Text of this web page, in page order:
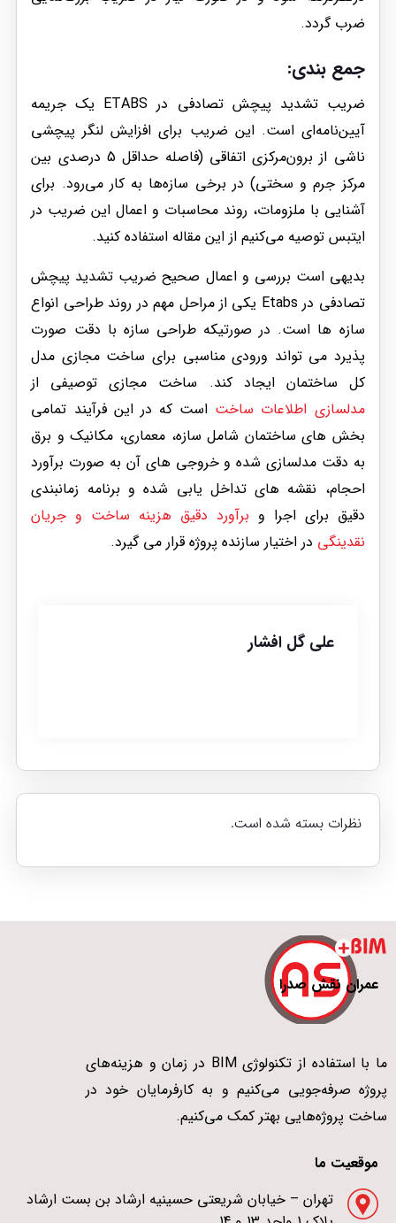
ضرب گردد.
جمع بندی:
ضریب تشدید پیچش تصادفی در ETABS یک جریمه
آیین‌نامه‌ای است. این ضریب برای افزایش لنگر پیچشی
ناشی از برون‌مرکزی اتفاقی (فاصله حداقل 5 درصدی بین
مرکز جرم و سختی) در برخی سازه‌ها به کار می‌رود. برای
آشنایی با ملزومات، روند محاسبات و اعمال این ضریب در
ایتبس توصیه می‌کنیم از این مقاله استفاده کنید.
بدیهی است بررسی و اعمال صحیح ضریب تشدید پیچش
تصادفی در Etabs یکی از مراحل مهم در روند طراحی انواع
سازه ها است. در صورتیکه طراحی سازه با دقت صورت
پذیرد می تواند ورودی مناسبی برای ساخت مجازی مدل
کل ساختمان ایجاد کند. ساخت مجازی توصیفی از
مدلسازی اطلاعات ساخت است که در این فرآیند تمامی
بخش های ساختمان شامل سازه، معماری، مکانیک و برق
به دقت مدلسازی شده و خروجی های آن به صورت برآورد
احجام، نقشه های تداخل یابی شده و برنامه زمانبندی
دقیق برای اجرا و برآورد دقیق هزینه ساخت و جریان
نقدینگی در اختیار سازنده پروژه قرار می گیرد.
علی گل افشار
نظرات بسته شده است.
عمران نقش صدرا
ما با استفاده از تکنولوژی BIM در زمان و هزینه‌های
پروژه صرفه‌جویی می‌کنیم و به کارفرمایان خود در
ساخت پروژه‌هایی بهتر کمک می‌کنیم.
موقعیت ما
تهران – خیابان شریعتی حسینیه ارشاد بن بست ارشاد